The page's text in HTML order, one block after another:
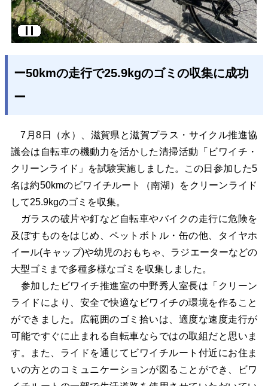
ー50kmの走行で25.9kgのゴミの収集に成功
ー
7月8日（水）、滋賀県と滋賀プラス・サイクル推進協
議会は自転車の機動力を活かした清掃活動「ビワイチ・
クリーンライド」を試験実施しました。この日参加した5
名は約50kmのビワイチルート（南湖）をクリーンライド
して25.9kgのゴミを収集。
ガラスの破片や釘など自転車やバイクの走行に危険を
及ぼすものをはじめ、ペットボトル・缶の他、タイヤホ
イール(キャップ)や幼児のおもちゃ、ラジエーターなどの
大型ゴミまで多種多様なゴミを収集しました。
参加したビワイチ推進室の中野秀人室長は「クリーン
ライドにより、安全で快適なビワイチの環境を作ること
ができました。広範囲のゴミ拾いは、適度な速度走行が
可能ですぐに止まれる自転車ならではの取組だと思いま
す。また、ライドを通じてビワイチルート付近にお住ま
いの方とのコミュニケーションが図ることができ、ビワ